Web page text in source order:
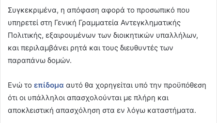
Συγκεκριμένα, η απόφαση αφορά το προσωπικό που
υπηρετεί στη Γενική Γραμματεία Αντεγκληματικής
Πολιτικής, εξαιρουμένων των διοικητικών υπαλλήλων,
και περιλαμβάνει ρητά και τους διευθυντές των
παραπάνω δομών.
Ενώ το επίδομα αυτό θα χορηγείται υπό την προϋπόθεση
ότι οι υπάλληλοι απασχολούνται με πλήρη και
αποκλειστική απασχόληση στα εν λόγω καταστήματα.